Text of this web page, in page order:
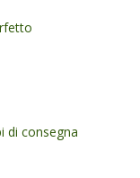
di consegna